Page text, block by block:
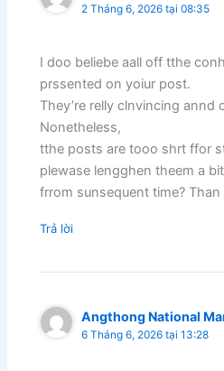
2 Tháng 6, 2026 tại 08:35
I doo beliebe aall off tthe
prssented on yoiur post.
They’re relly clnvincing annd
Nonetheless,
tthe posts are tooo shrt ffor
plewase lengghen theem a bit
frrom sunsequent time?
Trả lời
Angthong National
6 Tháng 6, 2026 tại 13:28